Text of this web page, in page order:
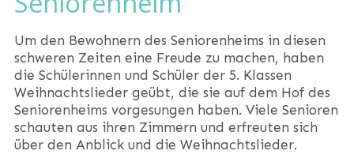
Um den Bewohnern des Seniorenheims in diesen
schweren Zeiten eine Freude zu machen, haben
die Schülerinnen und Schüler der 5. Klassen
Weihnachtslieder geübt, die sie auf dem Hof des
Seniorenheims vorgesungen haben. Viele Senioren
schauten aus ihren Zimmern und erfreuten sich
über den Anblick und die Weihnachtslieder.